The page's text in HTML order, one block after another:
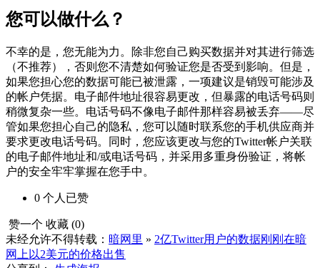
您可以做什么？
不幸的是，您无能为力。除非您自己购买数据并对其进行筛选
（不推荐），否则您不清楚如何验证您是否受到影响。但是，
如果您担心您的数据可能已被泄露，一项建议是销毁可能涉及
的帐户凭据。电子邮件地址很容易更改，但暴露的电话号码则
稍微复杂一些。电话号码不像电子邮件那样容易被丢弃——尽
管如果您担心自己的隐私，您可以随时联系您的手机供应商并
要求更改电话号码。同时，您应该更改与您的Twitter帐户关联
的电子邮件地址和/或电话号码，并采用多重身份验证，将帐
户的安全牢牢掌握在您手中。
0 个人 已赞
赞一个 收藏 (0)
未经允许不得转载： 暗网里 » 2亿Twitter用户的数据刚刚在暗
网上以2美元的价格出售